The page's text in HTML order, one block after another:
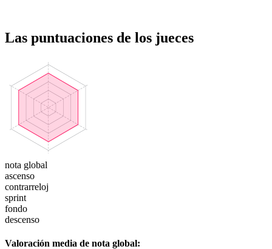
Las puntuaciones de los jueces
nota global
ascenso
contrarreloj
sprint
fondo
descenso
Valoración media de nota global: